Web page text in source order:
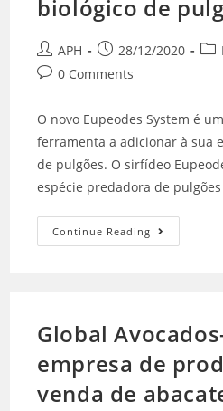
biológico de
APH 28/12/2020
0 Comments
O novo Eupeodes System é
ferramenta a adicionar à sua
de pulgões. O sirfídeo
espécie predadora de
Continue Reading
Global
empresa de
venda de